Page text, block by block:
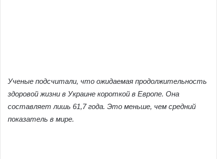
Ученые подсчитали, что ожидаемая продолжительность
здоровой жизни в Украине короткой в ​​Европе. Она
составляет лишь 61,7 года. Это меньше, чем средний
показатель в мире.